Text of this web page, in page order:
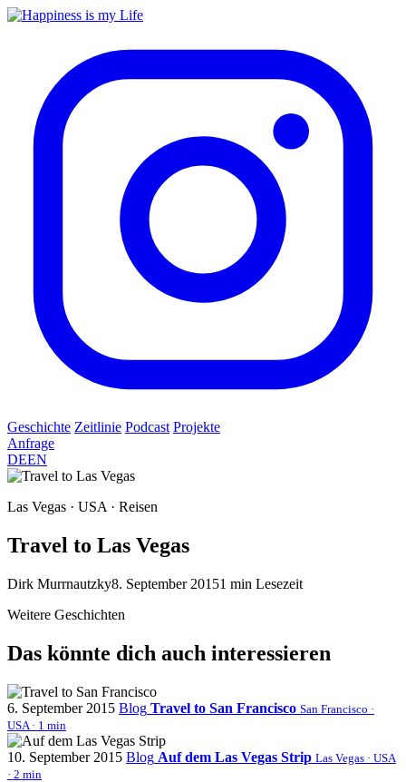
Geschichte Zeitlinie Podcast Projekte
Anfrage
DEEN
Las Vegas · USA · Reisen
Travel to Las Vegas
Dirk Murrnautzky8. September 20151 min Lesezeit
Weitere Geschichten
Das könnte dich auch interessieren
6. September 2015 Blog Travel to San Francisco San Francisco ·
USA · 1 min
10. September 2015 Blog Auf dem Las Vegas Strip Las Vegas · USA
· 2 min